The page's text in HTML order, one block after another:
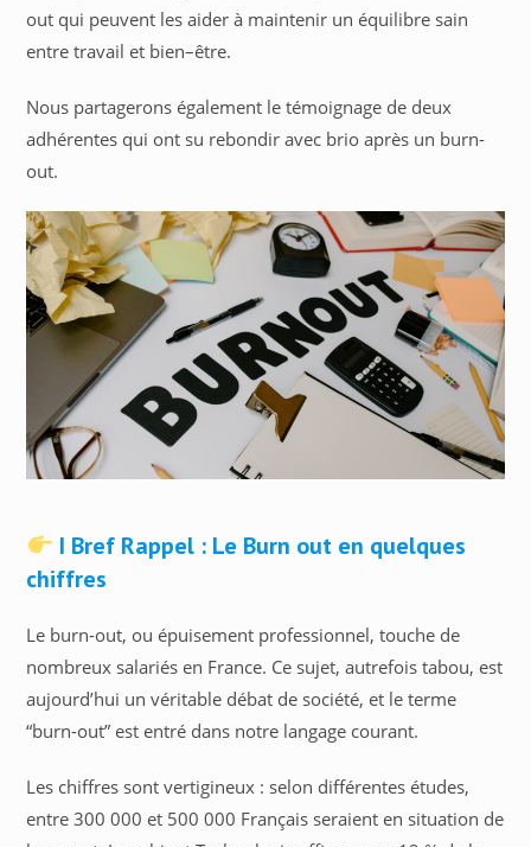
out qui peuvent les aider à maintenir un équilibre sain
entre travail et bien–être.
Nous partagerons également le témoignage de deux
adhérentes qui ont su rebondir avec brio après un burn-
out.
I Bref Rappel : Le Burn out en quelques
chiffres
Le burn-out, ou épuisement professionnel, touche de
nombreux salariés en France. Ce sujet, autrefois tabou, est
aujourd’hui un véritable débat de société, et le terme
“burn-out” est entré dans notre langage courant.
Les chiffres sont vertigineux : selon différentes études,
entre 300 000 et 500 000 Français seraient en situation de